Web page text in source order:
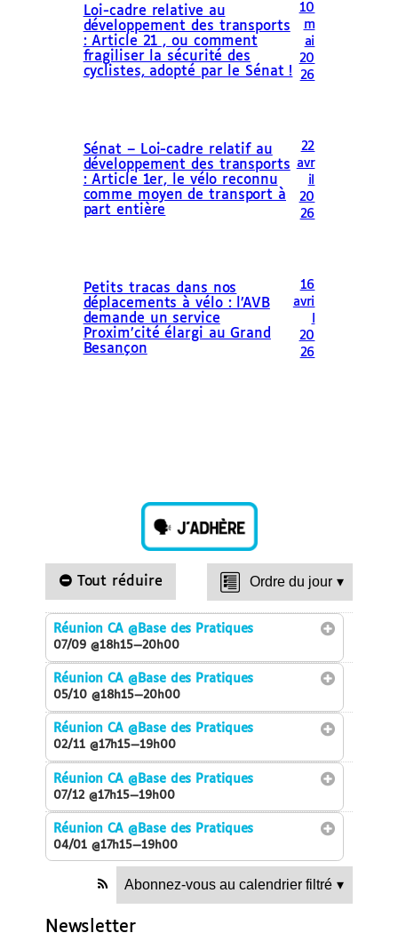
Loi-cadre relative au
développement des transports
: Article 21 , ou comment
fragiliser la sécurité des
cyclistes, adopté par le Sénat !
10
m
ai
20
26
Sénat – Loi-cadre relatif au
développement des transports
: Article 1er, le vélo reconnu
comme moyen de transport à
part entière
22
avr
il
20
26
Petits tracas dans nos
déplacements à vélo : l’AVB
demande un service
Proxim’cité élargi au Grand
Besançon
16
avri
20
26
Tout réduire Ordre du jour ▾
Réunion CA@Base des Pratiques
07/09 @18h15—20h00
Réunion CA@Base des Pratiques
05/10 @18h15—20h00
Réunion CA@Base des Pratiques
02/11 @17h15—19h00
Réunion CA@Base des Pratiques
07/12 @17h15—19h00
Réunion CA@Base des Pratiques
04/01 @17h15—19h00
Abonnez-vous au calendrier filtré ▾
Newsletter